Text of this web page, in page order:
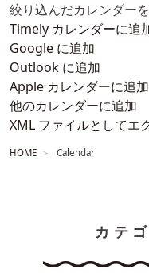
絞り込んだカレンダー
Timely カレンダーに追
Google に追加
Outlook に追加
Apple カレンダーに追加
他のカレンダーに追加
XML ファイルとしてエ
HOME Calendar
カテ